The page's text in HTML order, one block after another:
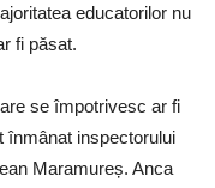
educatorilor nu
fi păsat.
se împotrivesc ar fi
înmânat inspectorului
Maramureș. Anca